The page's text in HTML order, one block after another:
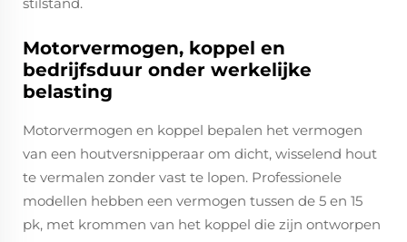
Motorvermogen, koppel en
bedrijfsduur onder werkelijke
belasting
Motorvermogen en koppel bepalen het vermogen
van een houtversnipperaar om dicht, wisselend hout
te vermalen zonder vast te lopen. Professionele
modellen hebben een vermogen tussen de 5 en 15
pk, met krommen van het koppel die zijn ontworpen